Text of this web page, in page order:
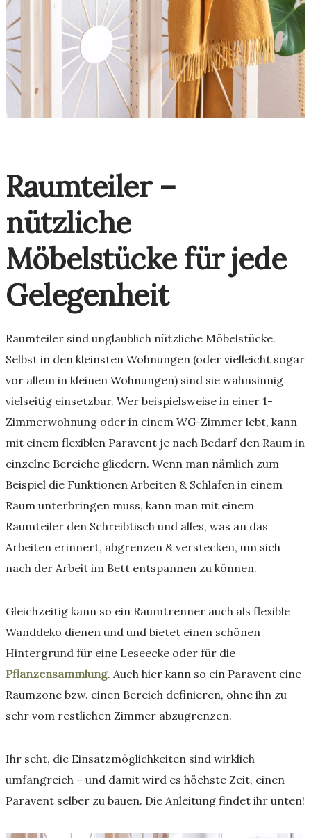
Raumteiler –
nützliche
Möbelstücke für jede
Gelegenheit
Raumteiler sind unglaublich nützliche Möbelstücke.
Selbst in den kleinsten Wohnungen (oder vielleicht sogar
vor allem in kleinen Wohnungen) sind sie wahnsinnig
vielseitig einsetzbar. Wer beispielsweise in einer 1-
Zimmerwohnung oder in einem WG-Zimmer lebt, kann
mit einem flexiblen Paravent je nach Bedarf den Raum in
einzelne Bereiche gliedern. Wenn man nämlich zum
Beispiel die Funktionen Arbeiten & Schlafen in einem
Raum unterbringen muss, kann man mit einem
Raumteiler den Schreibtisch und alles, was an das
Arbeiten erinnert, abgrenzen & verstecken, um sich
nach der Arbeit im Bett entspannen zu können.
Gleichzeitig kann so ein Raumtrenner auch als flexible
Wanddeko dienen und und bietet einen schönen
Hintergrund für eine Leseecke oder für die
Pflanzensammlung. Auch hier kann so ein Paravent eine
Raumzone bzw. einen Bereich definieren, ohne ihn zu
sehr vom restlichen Zimmer abzugrenzen.
Ihr seht, die Einsatzmöglichkeiten sind wirklich
umfangreich – und damit wird es höchste Zeit, einen
Paravent selber zu bauen. Die Anleitung findet ihr unten!